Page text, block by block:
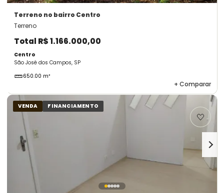
Terreno no bairro Centro
Terreno
Total R$ 1.166.000,00
Centro
São José dos Campos, SP
650.00 m²
+ Comparar
VENDA FINANCIAMENTO